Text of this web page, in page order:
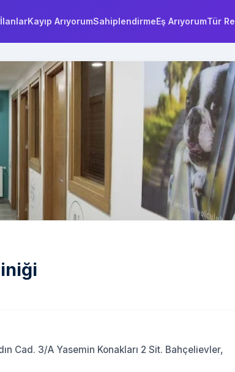
İlanlarKayıp ArıyorumSahiplendirmeEş ArıyorumTür
Cad. 3/A Yasemin Konakları 2 Sit. Bahçelievler,